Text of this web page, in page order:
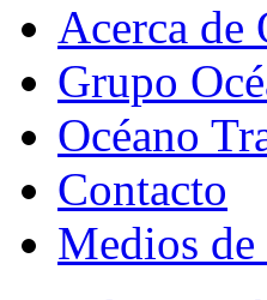
Acerca de
Grupo
Océano
Contacto
Medios